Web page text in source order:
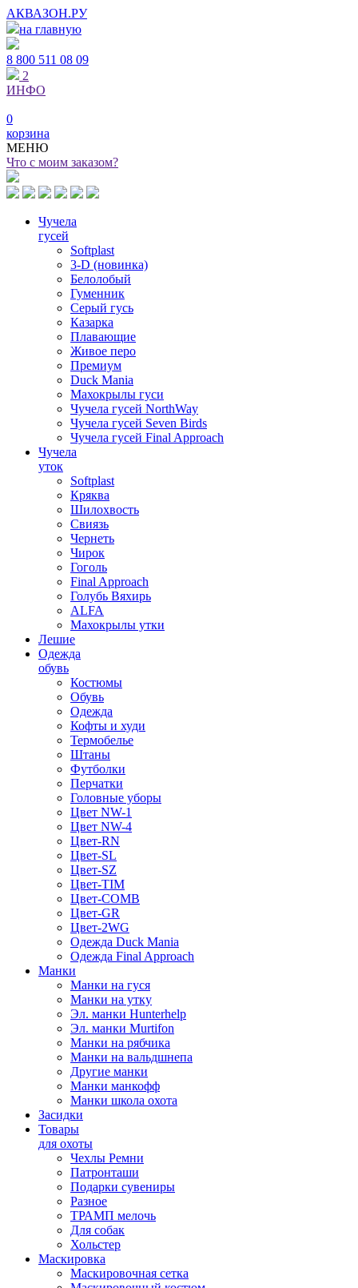
АКВАЗОН.РУ
на главную
8 800 511 08 09
2
ИНФО
0
корзина
МЕНЮ
Что с моим заказом?
Чучела
гусей
Softplast
3-D (новинка)
Белолобый
Гуменник
Серый гусь
Казарка
Плавающие
Живое перо
Премиум
Duck Mania
Махокрылы гуси
Чучела гусей NorthWay
Чучела гусей Seven Birds
Чучела гусей Final Approach
Чучела
уток
Softplast
Кряква
Шилохвость
Свиязь
Чернеть
Чирок
Гоголь
Final Approach
Голубь Вяхирь
ALFA
Махокрылы утки
Лешие
Одежда
обувь
Костюмы
Обувь
Одежда
Кофты и худи
Термобелье
Штаны
Футболки
Перчатки
Головные уборы
Цвет NW-1
Цвет NW-4
Цвет-RN
Цвет-SL
Цвет-SZ
Цвет-TIM
Цвет-COMB
Цвет-GR
Цвет-2WG
Одежда Duck Mania
Одежда Final Approach
Манки
Манки на гуся
Манки на утку
Эл. манки Hunterhelp
Эл. манки Murtifon
Манки на рябчика
Манки на вальдшнепа
Другие манки
Манки манкофф
Манки школа охота
Засидки
Товары
для охоты
Чехлы Ремни
Патронташи
Подарки сувениры
Разное
ТРАМП мелочь
Для собак
Хольстер
Маскировка
Маскировочная сетка